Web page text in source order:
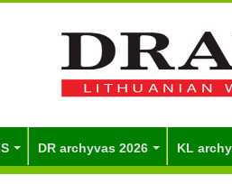
DR archyvas 2026 KL